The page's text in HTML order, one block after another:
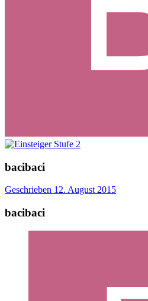
bacibaci
Geschrieben 12. August 2015
bacibaci